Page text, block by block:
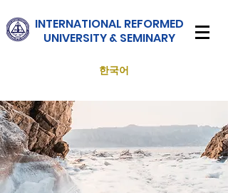
INTERNATIONAL REFORMED
UNIVERSITY & SEMINARY
한국어